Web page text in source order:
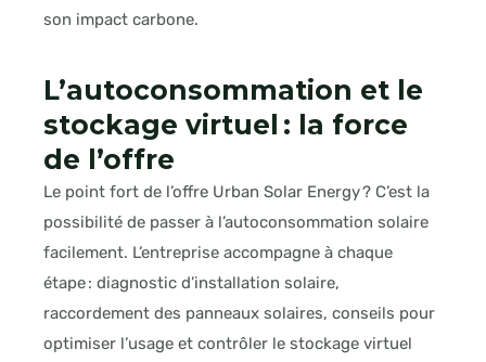
son impact carbone.
L’autoconsommation et le
stockage virtuel : la force
de l’offre
Le point fort de l’offre Urban Solar Energy ? C’est la
possibilité de passer à l’autoconsommation solaire
facilement. L’entreprise accompagne à chaque
étape : diagnostic d’installation solaire,
raccordement des panneaux solaires, conseils pour
optimiser l’usage et contrôler le stockage virtuel